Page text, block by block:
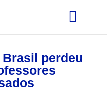
perdeu